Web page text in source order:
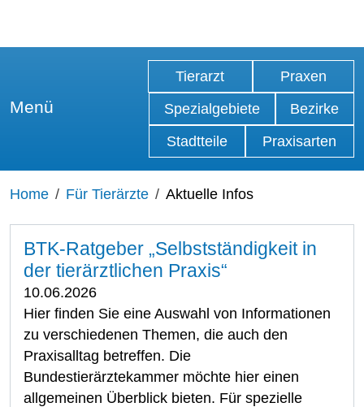
Menü
Tierarzt
Praxen
Spezialgebiete
Bezirke
Stadtteile
Praxisarten
Home Für Tierärzte Aktuelle Infos
BTK-Ratgeber „Selbstständigkeit in
der tierärztlichen Praxis“
10.06.2026
Hier finden Sie eine Auswahl von Informationen
zu verschiedenen Themen, die auch den
Praxisalltag betreffen. Die
Bundestierärztekammer möchte hier einen
allgemeinen Überblick bieten. Für spezielle